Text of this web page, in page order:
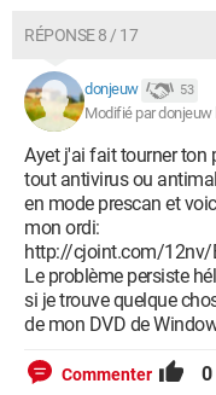
- Unknown owner -
O23 - Service:
O23 - Service:
O23 - Service:
O23 - Service: Serveur
O23 - Service:
(LanmanWorkstation) -
O23 - Service:
(lltdsvc) - Unknown
RÉPONSE 8 / 17
donjeuw 53
Modifié par
Ayet j'ai fait tourner ton
tout antivirus ou
en mode prescan et
mon ordi:
http://cjoint.com/12nv/
Le problème persiste
si je trouve quelque
de mon DVD de
Commenter 0